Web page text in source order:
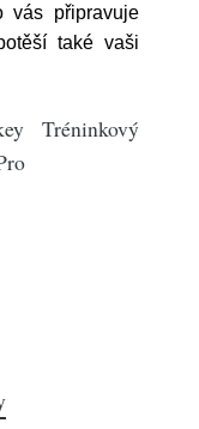
vás připravuje
také vaši
Tréninkový